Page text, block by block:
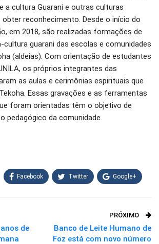
a cultura Guarani e outras culturas
obter reconhecimento. Desde o início do
em 2018, são realizadas formações de
cultura guarani das escolas e comunidades
(aldeias). Com orientação de estudantes
os próprios integrantes das
as aulas e cerimônias espirituais que
Essas gravações e as ferramentas
foram orientadas têm o objetivo de
pedagógico da comunidade.
Facebook Twitter Google+
de
PRÓXIMO
Banco de Leite Humano de
Foz está com novo número